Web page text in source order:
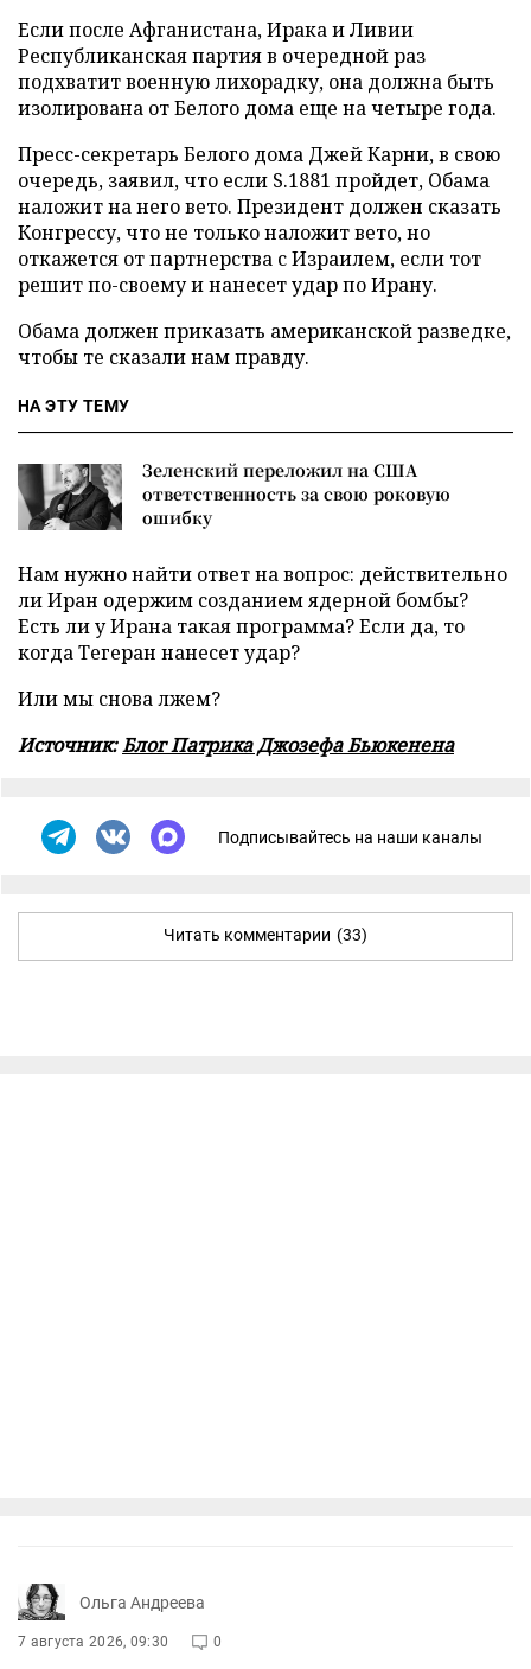
Если после Афганистана, Ирака и Ливии
Республиканская партия в очередной раз
подхватит военную лихорадку, она должна быть
изолирована от Белого дома еще на четыре года.
Пресс-секретарь Белого дома Джей Карни, в свою
очередь, заявил, что если S.1881 пройдет, Обама
наложит на него вето. Президент должен сказать
Конгрессу, что не только наложит вето, но
откажется от партнерства с Израилем, если тот
решит по-своему и нанесет удар по Ирану.
Обама должен приказать американской разведке,
чтобы те сказали нам правду.
НА ЭТУ ТЕМУ
Зеленский переложил на США
ответственность за свою роковую
ошибку
Нам нужно найти ответ на вопрос: действительно
ли Иран одержим созданием ядерной бомбы?
Есть ли у Ирана такая программа? Если да, то
когда Тегеран нанесет удар?
Или мы снова лжем?
Источник:Блог Патрика Джозефа Бьюкенена
Подписывайтесь на наши каналы
Читать комментарии (33)
Ольга Андреева
7 августа 2026, 09:30 0